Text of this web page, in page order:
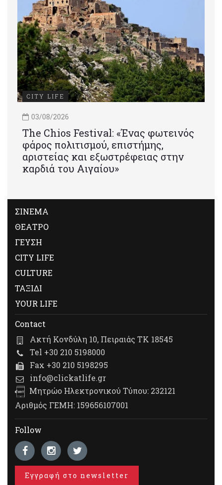
CITY LIFE
03/08/2026
Τhe Chios Festival: «Ένας φωτεινός
φάρος πολιτισμού, επιστήμης,
αριστείας και εξωστρέφειας στην
καρδιά του Αιγαίου»
ΣΙΝΕΜΑ
ΘΕΑΤΡΟ
ΓΕΥΣΗ
CITY LIFE
CULTURE
ΤΑΞΙΔΙ
YOUR LIFE
Contact
Ακτή Κονδύλη 10, Πειραιάς ΤΚ 18545
Tel +30 210 5198000
Fax +30 210 5198295
info@clickatlife.gr
Μητρώο Ηλεκτρονικού Τύπου: 232121
Αριθμός ΓΕΜΗ: 159656107001
Follow
Εγγραφή στο newsletter